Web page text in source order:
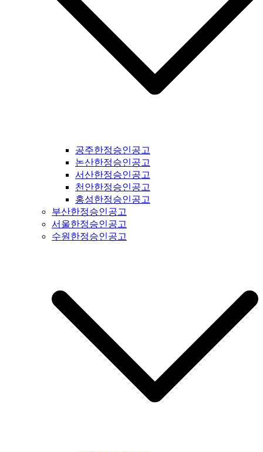
경산신문공고 #청도신문공고 #고령신문공고 #대구신문공고 #
울주신문공고 #울산신문공고 #부산신문공고 #기장신문공고 #
거창신문공고 #합천신문공고 #창녕신문공고 #밀양신문공고 #
창원신문공고 #김해신문공고 #의령신문공고 #진주신문공고 #
하동신문공고 #사천신문공고 #고성신문공고 #거제신문공고 #
통영신문공고 #남해신문공고 #서귀포신문공고 #제주도신문공
고 #경기도일간지공고 #연천군일간지공고 #포천시일간지공고
#동두천시일간지공고 #양주시일간지공고 #의정부시일간지공
시일간지공고 #경기도광주일간지공고 #광주시일간지공고 #양
평군일간지공고 #여주시일간지공고 #이천시일간지공고 #용인
시일간지공고 #수원시일간지공고 #화성시일간지공고 #오산시
일간지공고 #인천시일간지공고 #평택시일간지공고 #안성시일
간지공고 #평택시일간지공고 #안성시일간지공고 #대부도일간
지공고 #제부도일간지공고 #오이도일간지공고 #서울일간지공
고 #서울시일간지공고 #강서구일간지공고 #양천구일간지공고
#구로구일간지공고 #영등포구일간지공고 #금천구일간지공고
구일간지공고 #강북구일간지공고 #도봉구일간지공고 #노원구
일간지공고 #중랑구일간지공고 #강원도일간지공고 #철원군일
간지공고 #양구군일간지공고 #인제군일간지공고 #고성군일간
지공고 #속초시일간지공고 #양양군일간지공고 #홍천군일간지
공고 #화천군일간지공고 #춘천시일간지공고 #횡성군일간지공
고 #원주시일간지공고 #평창군일간지공고 #정선군일간지공고
#강릉시일간지공고 #동해시일간지공고 #삼척시일간지공고 #
태백시일간지공고 #영월군일간지공고 #충북일간지공고 #충청
북도일간지공고 #제천시일간지공고 #단양군일간지공고 #충주
시일간지공고 #괴산군일간지공고 #음성군일간지공고 #진천군
공주한정승인공고
논산한정승인공고
서산한정승인공고
천안한정승인공고
홍성한정승인공고
부산한정승인공고
서울한정승인공고
수원한정승인공고